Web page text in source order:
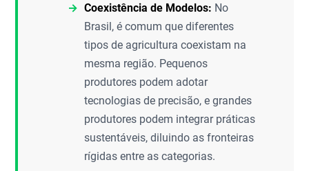
Coexistência de Modelos: No
Brasil, é comum que diferentes
tipos de agricultura coexistam na
mesma região. Pequenos
produtores podem adotar
tecnologias de precisão, e grandes
produtores podem integrar práticas
sustentáveis, diluindo as fronteiras
rígidas entre as categorias.